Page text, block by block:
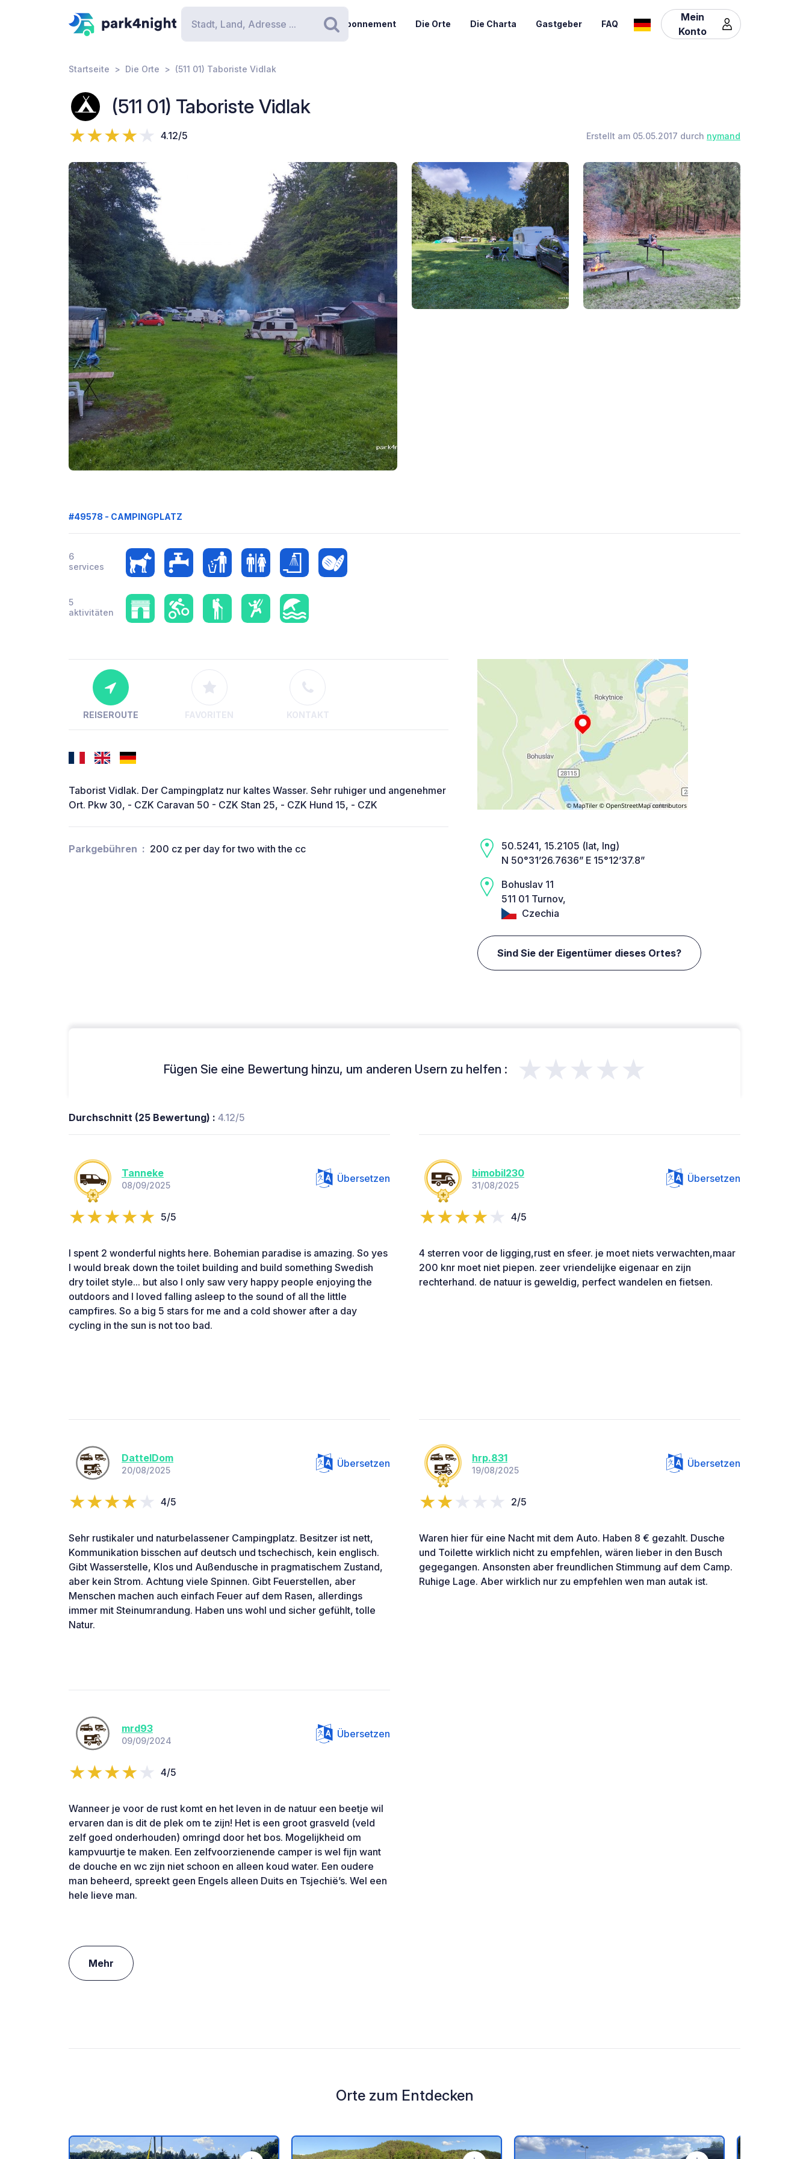
Suchen
Abonnement Die Orte Die Charta Gastgeber FAQ
Mein
Konto
Startseite Die Orte (511 01) Taboriste Vidlak
(511 01) Taboriste Vidlak
4.12/5 Erstellt am 05.05.2017 durch nymand
#49578 - CAMPINGPLATZ
6
services
5
aktivitäten
REISEROUTE FAVORITEN KONTAKT
Taborist Vidlak. Der Campingplatz nur kaltes Wasser. Sehr ruhiger und angenehmer
Ort. Pkw 30, - CZK Caravan 50 - CZK Stan 25, - CZK Hund 15, - CZK
Parkgebühren 200 cz per day for two with the cc
50.5241, 15.2105 (lat, lng)
N 50°31’26.7636” E 15°12’37.8”
Bohuslav 11
511 01 Turnov,
Czechia
Sind Sie der Eigentümer dieses Ortes?
Fügen Sie eine Bewertung hinzu, um anderen Usern zu helfen : ★★★★★
Durchschnitt (25 Bewertung) : 4.12/5
Tanneke
08/09/2025
Übersetzen
5/5
I spent 2 wonderful nights here. Bohemian paradise is amazing. So yes
I would break down the toilet building and build something Swedish
dry toilet style... but also I only saw very happy people enjoying the
outdoors and I loved falling asleep to the sound of all the little
campfires. So a big 5 stars for me and a cold shower after a day
cycling in the sun is not too bad.
bimobil230
31/08/2025
Übersetzen
4/5
4 sterren voor de ligging,rust en sfeer. je moet niets verwachten,maar
200 knr moet niet piepen. zeer vriendelijke eigenaar en zijn
rechterhand. de natuur is geweldig, perfect wandelen en fietsen.
DattelDom
20/08/2025
Übersetzen
4/5
Sehr rustikaler und naturbelassener Campingplatz. Besitzer ist nett,
Kommunikation bisschen auf deutsch und tschechisch, kein englisch.
Gibt Wasserstelle, Klos und Außendusche in pragmatischem Zustand,
aber kein Strom. Achtung viele Spinnen. Gibt Feuerstellen, aber
Menschen machen auch einfach Feuer auf dem Rasen, allerdings
immer mit Steinumrandung. Haben uns wohl und sicher gefühlt, tolle
Natur.
hrp.831
19/08/2025
Übersetzen
2/5
Waren hier für eine Nacht mit dem Auto. Haben 8 € gezahlt. Dusche
und Toilette wirklich nicht zu empfehlen, wären lieber in den Busch
gegegangen. Ansonsten aber freundlichen Stimmung auf dem Camp.
Ruhige Lage. Aber wirklich nur zu empfehlen wen man autak ist.
mrd93
09/09/2024
Übersetzen
4/5
Wanneer je voor de rust komt en het leven in de natuur een beetje wil
ervaren dan is dit de plek om te zijn! Het is een groot grasveld (veld
zelf goed onderhouden) omringd door het bos. Mogelijkheid om
kampvuurtje te maken. Een zelfvoorzienende camper is wel fijn want
de douche en wc zijn niet schoon en alleen koud water. Een oudere
man beheerd, spreekt geen Engels alleen Duits en Tsjechië’s. Wel een
hele lieve man.
Mehr
Orte zum Entdecken